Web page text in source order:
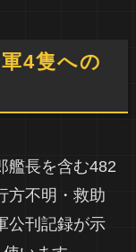
4隻への
艦長を含む482
方不明・救助
公刊記録が示